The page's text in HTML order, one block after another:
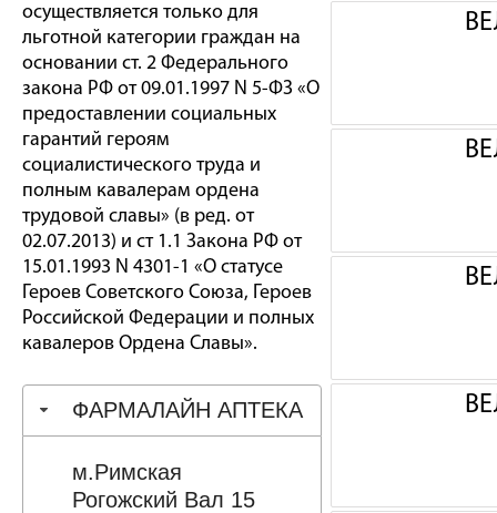
осуществляется только для
льготной категории граждан на
основании ст. 2 Федерального
закона РФ от 09.01.1997 N 5-ФЗ «О
предоставлении социальных
гарантий героям
социалистического труда и
полным кавалерам ордена
трудовой славы» (в ред. от
02.07.2013) и ст 1.1 Закона РФ от
15.01.1993 N 4301-1 «О статусе
Героев Советского Союза, Героев
Российской Федерации и полных
кавалеров Ордена Славы».
ФАРМАЛАЙН АПТЕКА
м.Римская
Рогожский Вал 15